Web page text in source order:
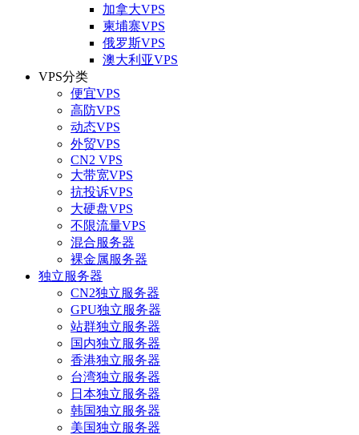
加拿大VPS
柬埔寨VPS
俄罗斯VPS
澳大利亚VPS
VPS分类
便宜VPS
高防VPS
动态VPS
外贸VPS
CN2 VPS
大带宽VPS
抗投诉VPS
大硬盘VPS
不限流量VPS
混合服务器
裸金属服务器
独立服务器
CN2独立服务器
GPU独立服务器
站群独立服务器
国内独立服务器
香港独立服务器
台湾独立服务器
日本独立服务器
韩国独立服务器
美国独立服务器